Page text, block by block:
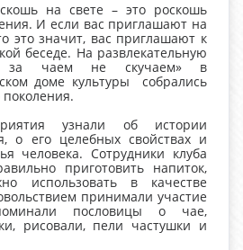
на свете – это роскошь
И если вас приглашают на
это значит, вас приглашают к
беседе. На развлекательную
за чаем не скучаем» в
доме культуры собрались
узнали об истории
о его целебных свойствах и
человека. Сотрудники клуба
приготовить напиток,
использовать в качестве
принимали участие
пословицы о чае,
рисовали, пели частушки и